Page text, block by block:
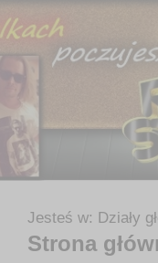
Jesteś w: Działy
Strona